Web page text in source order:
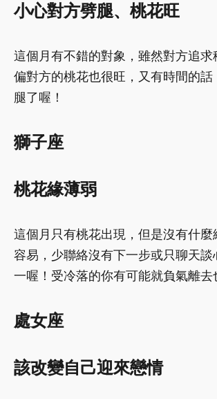
小心對方劈腿、桃花旺
這個月有不錯的對象，雖然對方追
偏對方的桃花也很旺，又有時間的話
腿了喔！
獅子座
桃花緣薄弱
這個月只有桃花出現，但是沒有什麼
容易，少聯絡沒有下一步或只聊天談
一喔！受冷落的你有可能就負氣離去
處女座
該改變自己迎來戀情